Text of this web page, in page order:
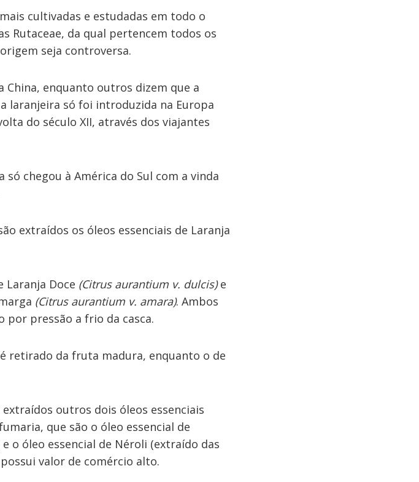
cultivadas e estudadas em todo o
Rutaceae, da qual pertencem todos os
seja controversa.
China, enquanto outros dizem que a
laranjeira só foi introduzida na Europa
do século XII, através dos viajantes
chegou à América do Sul com a vinda
extraídos os óleos essenciais de Laranja
Laranja Doce (Citrus aurantium v. dulcis)e
(Citrus aurantium v. amara). Ambos
pressão a frio da casca.
retirado da fruta madura, enquanto o de
outros dois óleos essenciais
que são o óleo essencial de
o óleo essencial de Néroli (extraído das
valor de comércio alto.